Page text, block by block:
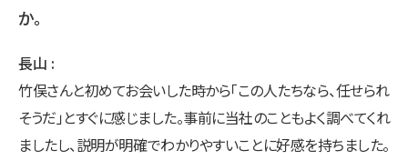
か。
長山
竹俣さんと初めてお会いした時から「この人たちなら、任せられ
そうだ」とすぐに感じました。事前に当社のこともよく調べてくれ
ましたし、説明が明確でわかりやすいことに好感を持ちました。